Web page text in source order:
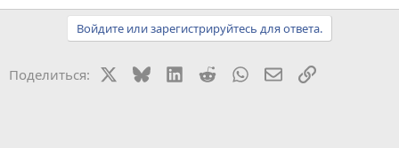
Войдите или зарегистрируйтесь для ответа.
Поделиться: BlueskyLinkedIn
RedditWhatsAppЭлектронная
Ссылка